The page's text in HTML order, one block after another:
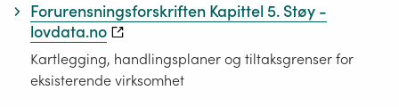
Forurensningsforskriften Kapittel 5. Støy -
lovdata.no
Kartlegging, handlingsplaner og tiltaksgrenser for
eksisterende virksomhet